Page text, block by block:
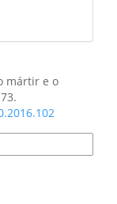
mártir e o